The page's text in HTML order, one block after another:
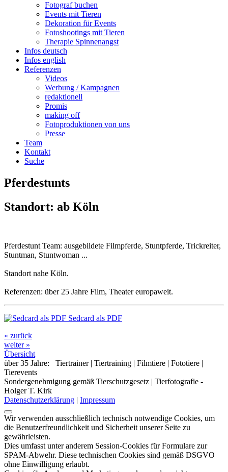
Fotograf buchen
Events mit Tieren
Dekoration für Events
Fotoshootings mit Tieren
Therapie Spinnenangst
Infos deutsch
Infos english
Referenzen
Videos
Werbung / Kampagnen
redaktionell
Promis
making off
Fotoproduktionen von uns
Presse
Team
Kontakt
Suche
Pferdestunts
Standort: ab Köln
Pferdestunt Team: ausgebildete Filmpferde, Stuntpferde, Trickreiter,
Stuntman, Stuntwoman ...
Standort nahe Köln.
Referenzen: über 25 Jahre Film, Theater europaweit.
Sedcard als PDF
« zurück
weiter »
Übersicht
über 35 Jahre:
Tiertrainer | Tiertraining | Filmtiere | Fototiere |
Tierevents
Sondergenehmigung gemäß Tierschutzgesetz | Tierfotografie -
Holger T. Kirk
Datenschutzerklärung | Impressum
Wir verwenden ausschließlich technisch notwendige Cookies, um
die Benutzerfreundlichkeit und Sicherheit unserer Seite zu
gewährleisten.
Dies umfasst unter anderem Session-Cookies für Formulare zur
SPAM-Abwehr. Diese technischen Cookies sind gemäß DSGVO
ohne Einwilligung erlaubt.